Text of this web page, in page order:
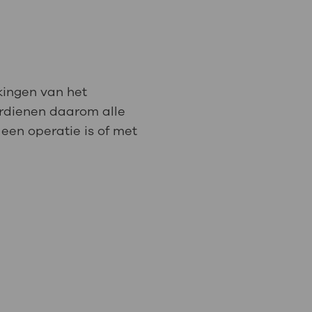
van het
daarom alle
operatie is of met